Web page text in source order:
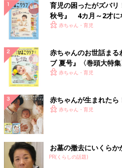
育児の困ったがズバ
秋号』 4カ月～2才に
いっぱい！
赤ちゃん・育児
赤ちゃんのお世話まる
ブ 夏号』〈巻頭大特
く！ おっぱい・ミル
赤ちゃん・育児
赤ちゃんが生まれたら
赤ちゃん・育児
お墓の撤去にいくらか
PR(くらしの話題)